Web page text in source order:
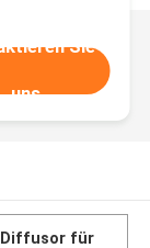
Sie
uns
Diffusor für